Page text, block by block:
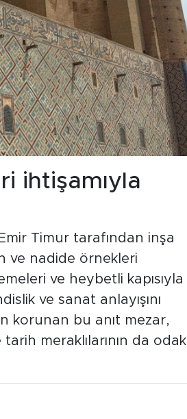
ihtişamıyla
Timur tarafından inşa
ve nadide örnekleri
ve heybetli kapısıyla
ve sanat anlayışını
korunan bu anıt mezar,
meraklılarının da odak